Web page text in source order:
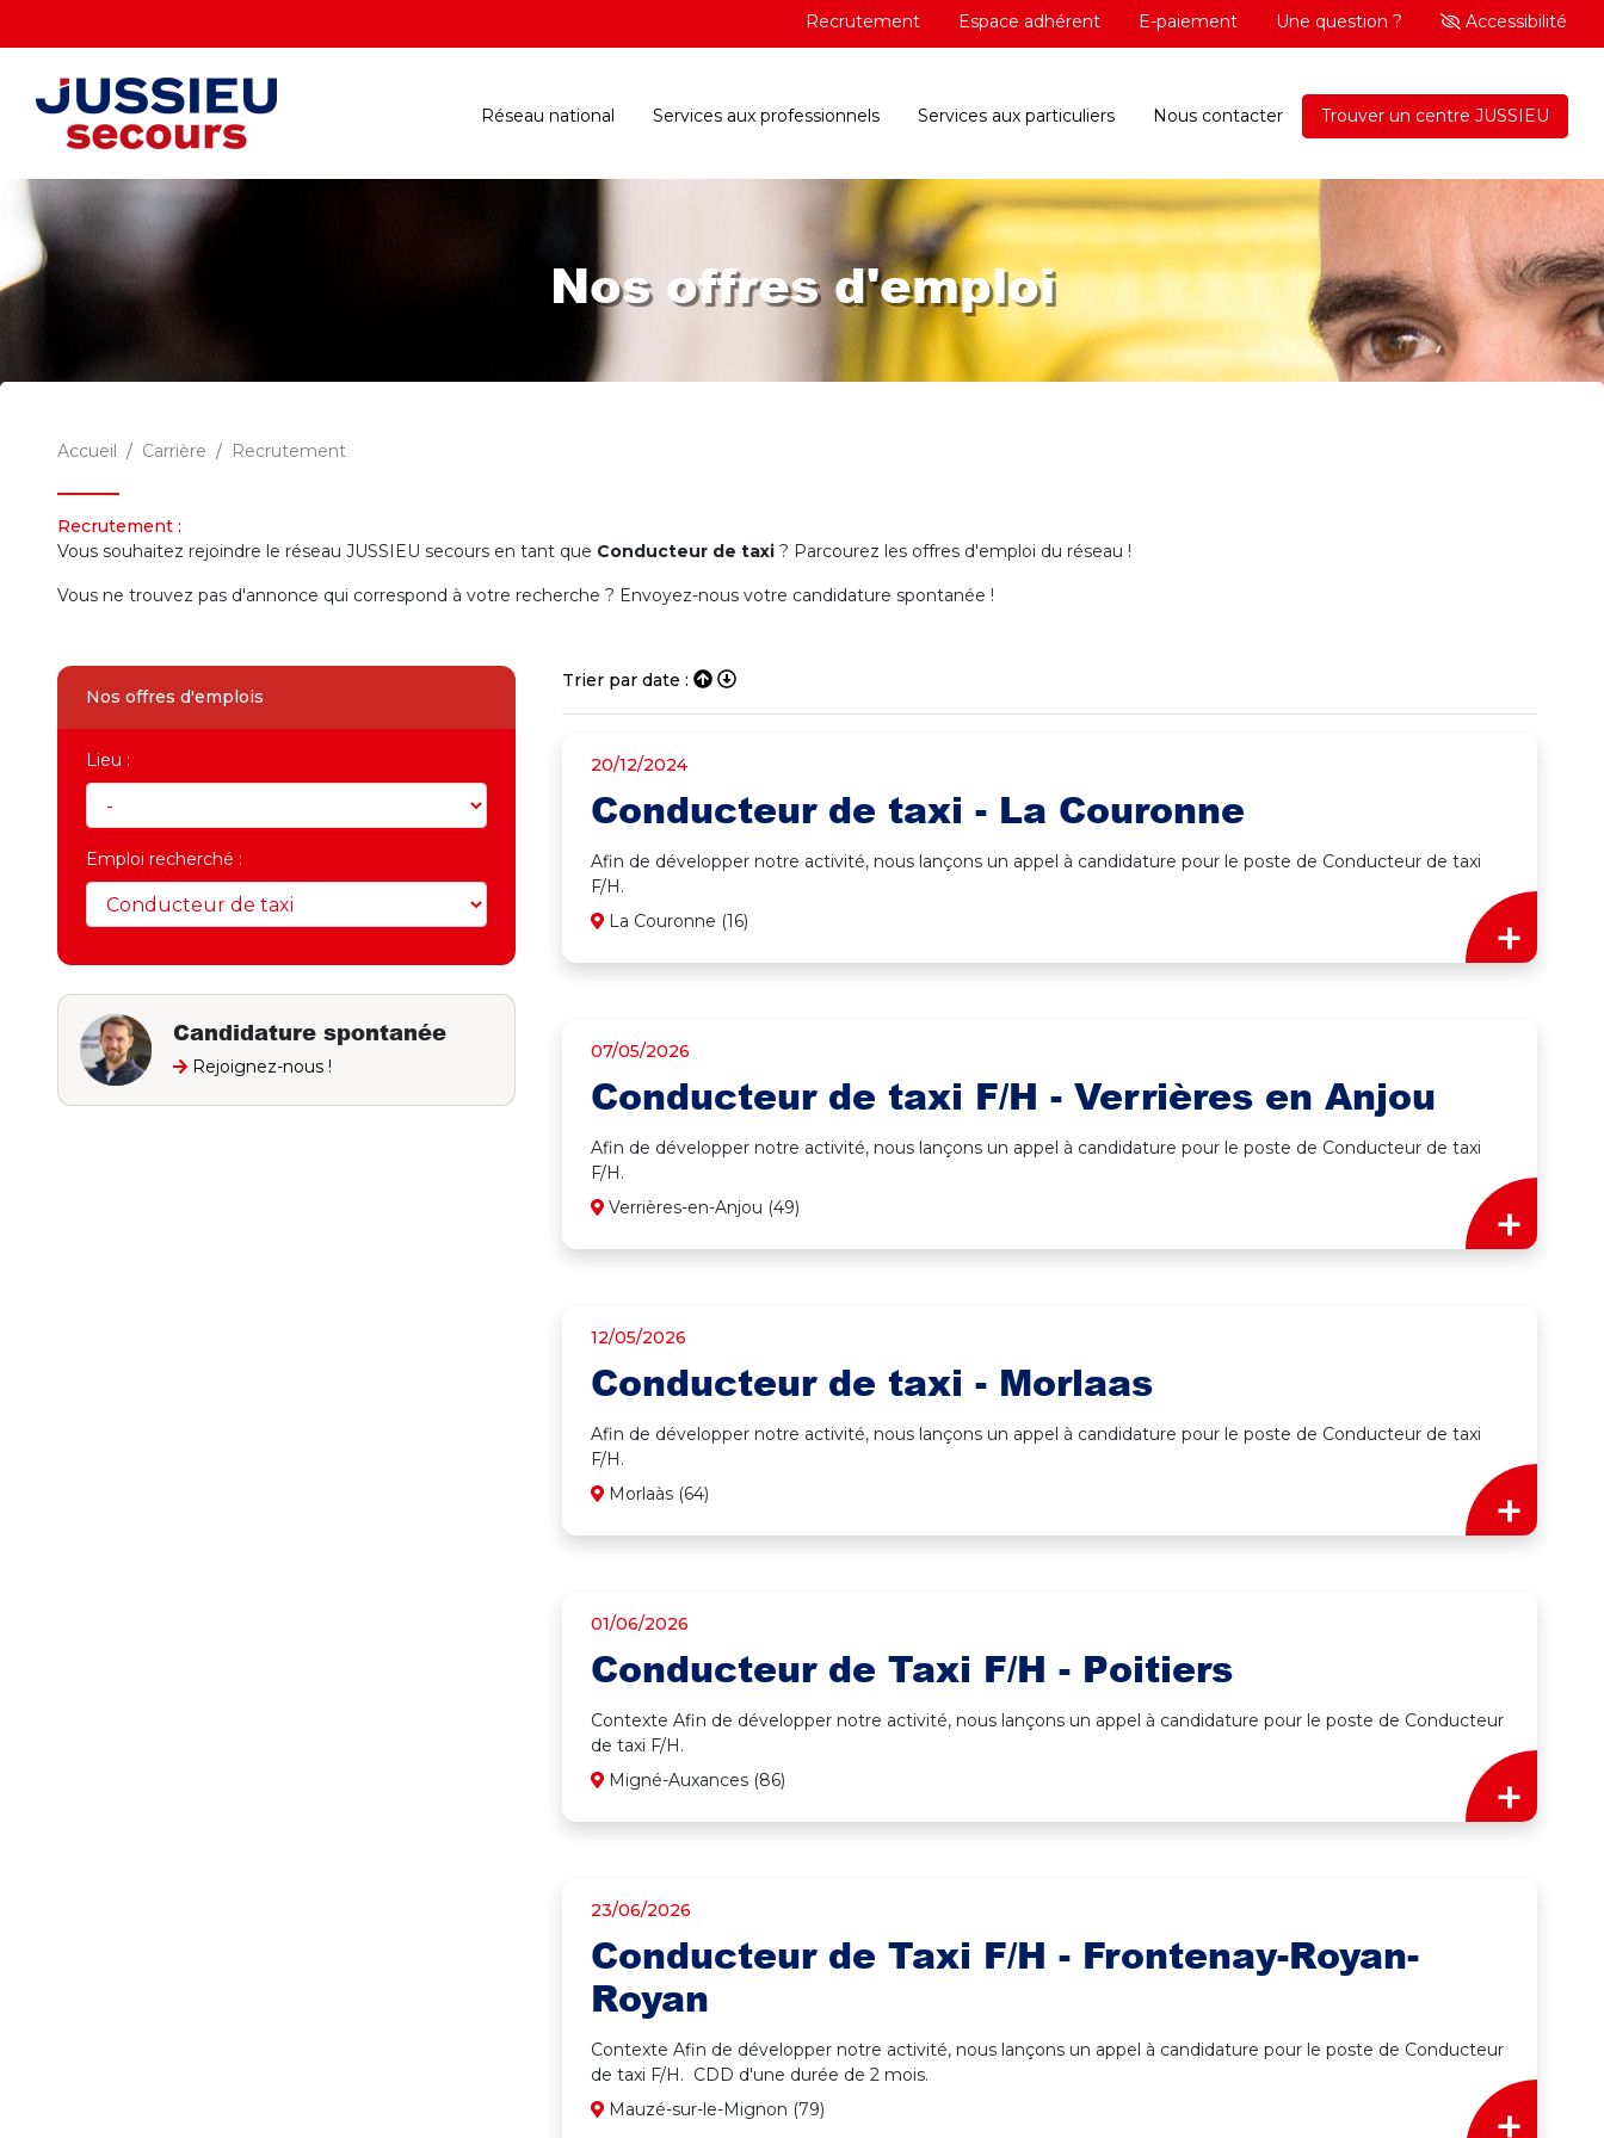
Recrutement Espace adhérent E-paiement Une question ? Accessibilité
Réseau national Services aux professionnels Services aux particuliers Nous contacter Trouver un centre JUSSIEU
Nos offres d'emploi
Accueil Carrière Recrutement
Recrutement :
Vous souhaitez rejoindre le réseau JUSSIEU secours en tant que Conducteur de taxi ? Parcourez les offres d'emploi du réseau !
Vous ne trouvez pas d'annonce qui correspond à votre recherche ? Envoyez-nous votre candidature spontanée !
Nos offres d'emplois
Lieu :
Emploi recherché :
Candidature spontanée
Rejoignez-nous !
Trier par date :
20/12/2024
Conducteur de taxi - La Couronne
Afin de développer notre activité, nous lançons un appel à candidature pour le poste de Conducteur de taxi
F/H.
+
La Couronne (16)
07/05/2026
Conducteur de taxi F/H - Verrières en Anjou
Afin de développer notre activité, nous lançons un appel à candidature pour le poste de Conducteur de taxi
F/H.
+
Verrières-en-Anjou (49)
12/05/2026
Conducteur de taxi - Morlaas
Afin de développer notre activité, nous lançons un appel à candidature pour le poste de Conducteur de taxi
F/H.
+
Morlaàs (64)
01/06/2026
Conducteur de Taxi F/H - Poitiers
Contexte Afin de développer notre activité, nous lançons un appel à candidature pour le poste de Conducteur
de taxi F/H.
+
Migné-Auxances (86)
23/06/2026
Conducteur de Taxi F/H - Frontenay-Royan-
Royan
Contexte Afin de développer notre activité, nous lançons un appel à candidature pour le poste de Conducteur
de taxi F/H. CDD d'une durée de 2 mois.
Mauzé-sur-le-Mignon (79)